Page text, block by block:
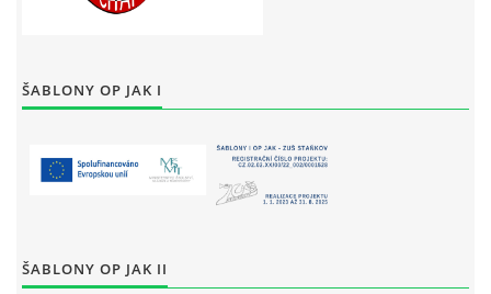
ŠABLONY OP JAK I
ŠABLONY OP JAK II